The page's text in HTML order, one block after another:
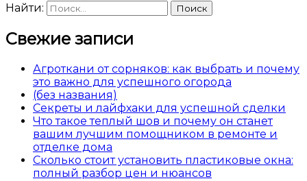
Найти:
Свежие записи
Агроткани от сорняков: как выбрать и почему
это важно для успешного огорода
(без названия)
Секреты и лайфхаки для успешной сделки
Что такое теплый шов и почему он станет
вашим лучшим помощником в ремонте и
отделке дома
Сколько стоит установить пластиковые окна:
полный разбор цен и нюансов